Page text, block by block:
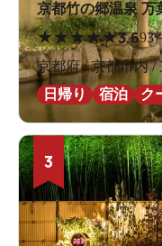
京都竹の郷温泉 万
★★★★★3.693
京都府 / 京都市内 /
日帰り
宿泊 ク
3